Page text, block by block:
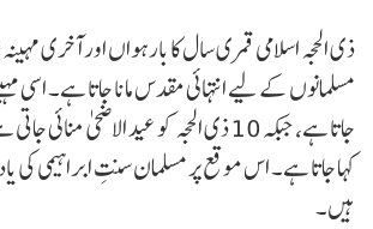
ذی الحجہ اسلامی قمری سال کا بارہواں اور آخری
مسلمانوں کے لیے انتہائی مقدس مانا جاتا ہے۔ اسی
جاتا ہے، جبکہ 10 ذی الحجہ کو عید الاضحیٰ
کہا جاتا ہے۔ اس موقع پر مسلمان سنتِ ابراہیمی کی
ہیں۔